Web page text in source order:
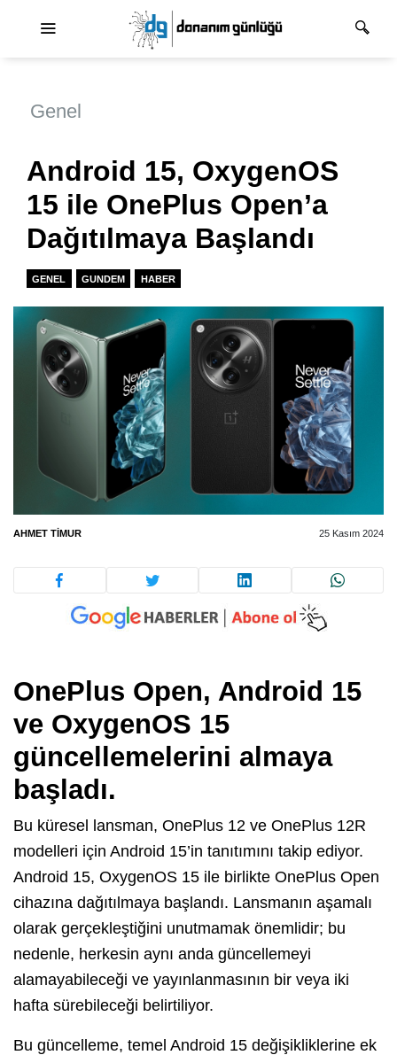
Genel
Android 15, OxygenOS
15 ile OnePlus Open’a
Dağıtılmaya Başlandı
GENEL GUNDEM HABER
AHMET TIMUR 25 Kasım 2024
OnePlus Open, Android 15
ve OxygenOS 15
güncellemelerini almaya
başladı.
Bu küresel lansman, OnePlus 12 ve OnePlus 12R
modelleri için Android 15’in tanıtımını takip ediyor.
Android 15, OxygenOS 15 ile birlikte OnePlus Open
cihazına dağıtılmaya başlandı. Lansmanın aşamalı
olarak gerçekleştiğini unutmamak önemlidir; bu
nedenle, herkesin aynı anda güncellemeyi
alamayabileceği ve yayınlanmasının bir veya iki
hafta sürebileceği belirtiliyor.
Bu güncelleme, temel Android 15 değişikliklerine ek